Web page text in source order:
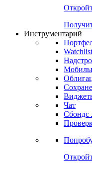
Инструментарий
Watchlist
Чат
Сбондс